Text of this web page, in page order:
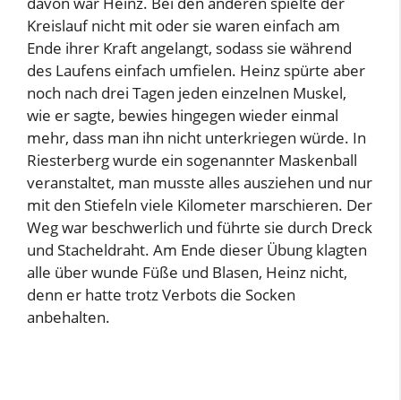
Kreislauf nicht mit oder sie waren einfach am
Ende ihrer Kraft angelangt, sodass sie während
des Laufens einfach umfielen. Heinz spürte aber
noch nach drei Tagen jeden einzelnen Muskel,
wie er sagte, bewies hingegen wieder einmal
mehr, dass man ihn nicht unterkriegen würde. In
Riesterberg wurde ein sogenannter Maskenball
veranstaltet, man musste alles ausziehen und nur
mit den Stiefeln viele Kilometer marschieren. Der
Weg war beschwerlich und führte sie durch Dreck
und Stacheldraht. Am Ende dieser Übung klagten
alle über wunde Füße und Blasen, Heinz nicht,
denn er hatte trotz Verbots die Socken
anbehalten.